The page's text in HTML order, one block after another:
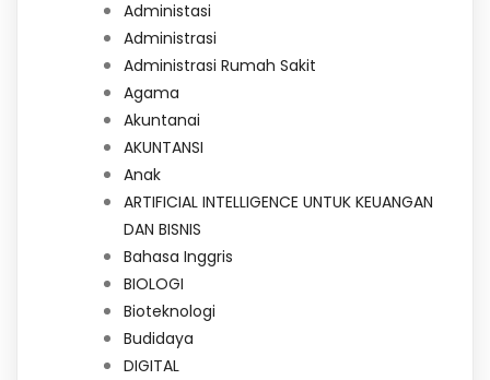
Administasi
Administrasi
Administrasi Rumah Sakit
Agama
Akuntanai
AKUNTANSI
Anak
ARTIFICIAL INTELLIGENCE UNTUK KEUANGAN
DAN BISNIS
Bahasa Inggris
BIOLOGI
Bioteknologi
Budidaya
DIGITAL